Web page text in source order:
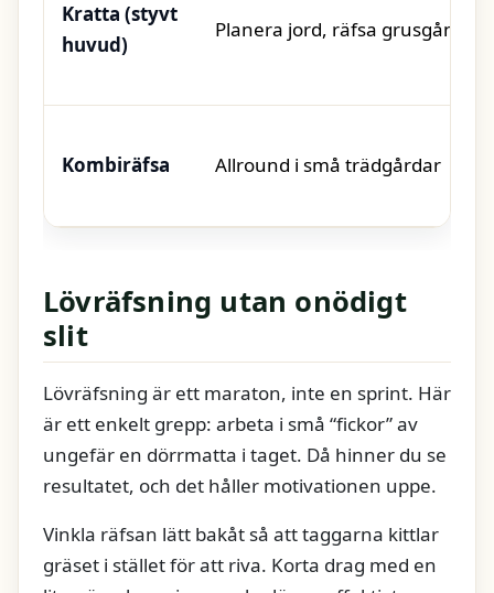
Kratta (styvt
huvud)
Planera jord, räfsa grusgång
Kombiräfsa Allround i små trädgårdar
Lövräfsning utan onödigt
slit
Lövräfsning är ett maraton, inte en sprint. Här
är ett enkelt grepp: arbeta i små “fickor” av
ungefär en dörrmatta i taget. Då hinner du se
resultatet, och det håller motivationen uppe.
Vinkla räfsan lätt bakåt så att taggarna kittlar
gräset i stället för att riva. Korta drag med en